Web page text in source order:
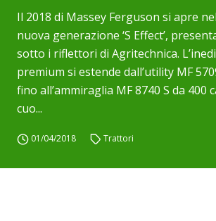
Il 2018 di Massey Ferguson si apre
nuova generazione ‘S Effect’,
sotto i riflettori di Agritechnica.
premium si estende dall’utility MF
fino all’ammiraglia MF 8740 S da 400
cuo...
01/04/2018 Trattori